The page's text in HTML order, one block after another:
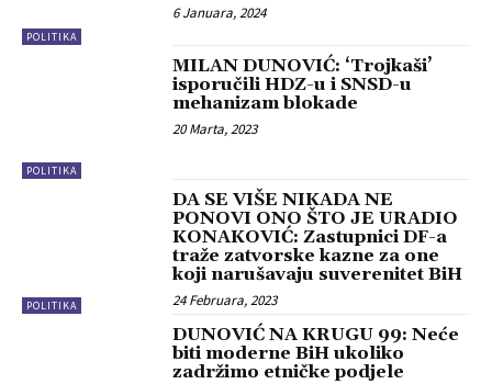
POLITIKA
6 Januara, 2024
POLITIKA
MILAN DUNOVIĆ: ‘Trojkaši’
isporučili HDZ-u i SNSD-u
mehanizam blokade
20 Marta, 2023
POLITIKA
DA SE VIŠE NIKADA NE
PONOVI ONO ŠTO JE URADIO
KONAKOVIĆ: Zastupnici DF-a
traže zatvorske kazne za one
koji narušavaju suverenitet BiH
24 Februara, 2023
DUNOVIĆ NA KRUGU 99: Neće
biti moderne BiH ukoliko
zadržimo etničke podjele